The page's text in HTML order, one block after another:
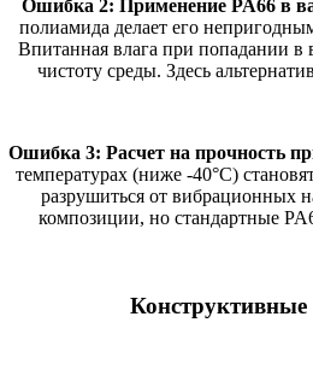
Ошибка 2: Применение PA66 в
полиамида делает его
Впитанная влага при попадании в
чистоту среды. Здесь
Ошибка 3: Расчет на прочность
температурах (ниже -40°C)
разрушиться от вибрационных
композиции, но стандартные
Конструктивные